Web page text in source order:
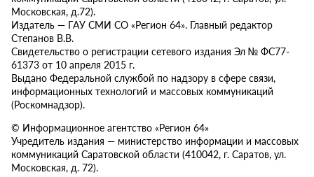
Московская, д.72).
Издатель — ГАУ СМИ СО «Регион 64». Главный редактор
Степанов В.В.
Свидетельство о регистрации сетевого издания Эл № ФС77-
61373 от 10 апреля 2015 г.
Выдано Федеральной службой по надзору в сфере связи,
информационных технологий и массовых коммуникаций
(Роскомнадзор).
© Информационное агентство «Регион 64»
Учредитель издания — министерство информации и массовых
коммуникаций Саратовской области (410042, г. Саратов, ул.
Московская, д. 72).